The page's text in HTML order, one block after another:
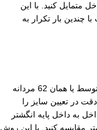
متمایل کنید. با این
بار تکرار به
به طور کلی سایز این انگشتر خالی برای دستان متوسط یا همان 62 مردانه
در تعیین سایز را
به داخل پایه انگشتر
اندازه گیری و سپس با عدد 21 میلیمتر مقایسه کنید. با این روش